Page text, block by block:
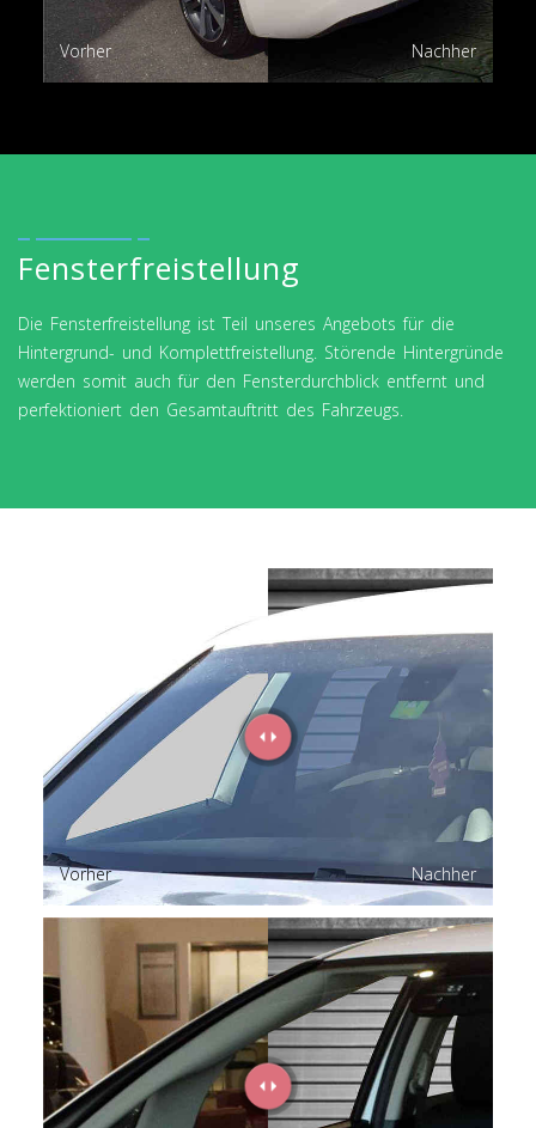
Nachher
Vorher
Fensterfreistellung
Die Fensterfreistellung ist Teil unseres Angebots für die
Hintergrund- und Komplettfreistellung. Störende Hintergründe
werden somit auch für den Fensterdurchblick entfernt und
perfektioniert den Gesamtauftritt des Fahrzeugs.
Nachher
Vorher